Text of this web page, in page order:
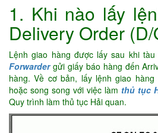
1. Khi nào lấy
Delivery Order (D/
Lệnh giao hàng được lấy sau khi
Forwarder gửi giấy báo hàng đến
hàng. Về cơ bản, lấy lệnh giao
hoặc song song với việc làm thủ tục
Quy trình làm thủ tục Hải quan.